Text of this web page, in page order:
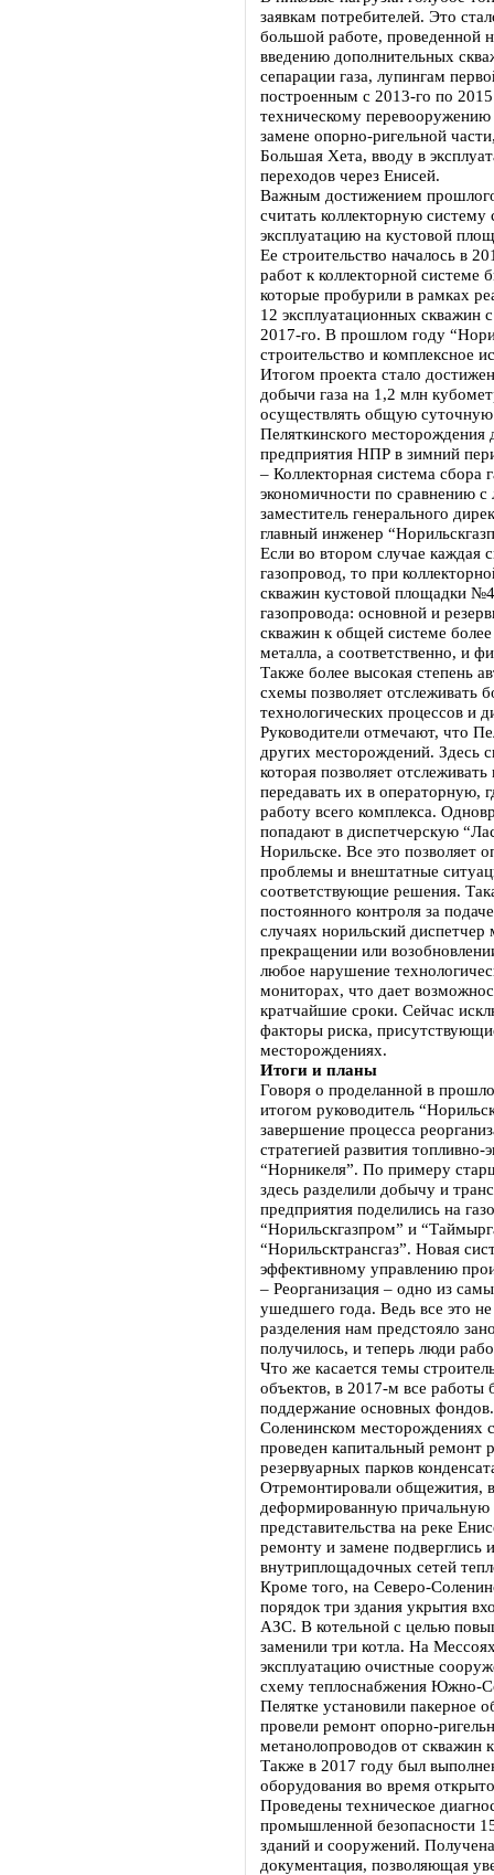
заявкам потребителей. Это
большой работе, проведенной
введению дополнительных
сепарации газа, лупингам
построенным с 2013-го по
техническому перевооружению
замене опорно-ригельной
Большая Хета, вводу в
переходов через Енисей.
Важным достижением
считать коллекторную систему
эксплуатацию на кустовой
Ее строительство началось в
работ к коллекторной системе
которые пробурили в рамках
12 эксплуатационных скважин
2017-го. В прошлом году
строительство и комплексное
Итогом проекта стало
добычи газа на 1,2 млн
осуществлять общую суточную
Пеляткинского
предприятия НПР в зимний
– Коллекторная система сбора
экономичности по сравнению с
заместитель генерального
главный инженер
Если во втором случае каждая
газопровод, то при
скважин кустовой площадки
газопровода: основной и
скважин к общей системе
металла, а соответственно, и
Также более высокая степень
схемы позволяет отслеживать
технологических процессов и
Руководители отмечают, что
других месторождений. Здесь
которая позволяет
передавать их в операторную,
работу всего комплекса.
попадают в диспетчерскую
Норильске. Все это позволяет
проблемы и внештатные
соответствующие решения.
постоянного контроля за
случаях норильский
прекращении или
любое нарушение
мониторах, что дает
кратчайшие сроки. Сейчас
факторы риска,
месторождениях.
Итоги и планы
Говоря о проделанной в
итогом руководитель
завершение процесса
стратегией развития топливно-
“Норникеля”. По примеру
здесь разделили добычу и
предприятия поделились на
“Норильскгазпром” и
“Норильсктрансгаз”. Новая
эффективному управлению
– Реорганизация – одно из
ушедшего года. Ведь все это
разделения нам предстояло
получилось, и теперь люди
Что же касается темы
объектов, в 2017-м все работы
поддержание основных
Соленинском месторождениях
проведен капитальный ремонт
резервуарных парков
Отремонтировали общежития,
деформированную причальную
представительства на реке
ремонту и замене
внутриплощадочных сетей
Кроме того, на Северо-
порядок три здания укрытия
АЗС. В котельной с целью
заменили три котла. На
эксплуатацию очистные
схему теплоснабжения Южно-
Пелятке установили пакерное
провели ремонт опорно-
метанолопроводов от скважин
Также в 2017 году был
оборудования во время
Проведены техническое
промышленной безопасности
зданий и сооружений.
документация, позволяющая